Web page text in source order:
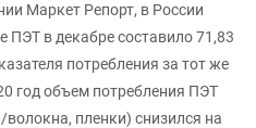
Маркет Репорт, в России
ПЭТ в декабре составило 71,83
потребления за тот же
год объем потребления ПЭТ
волокна, пленки) снизился на